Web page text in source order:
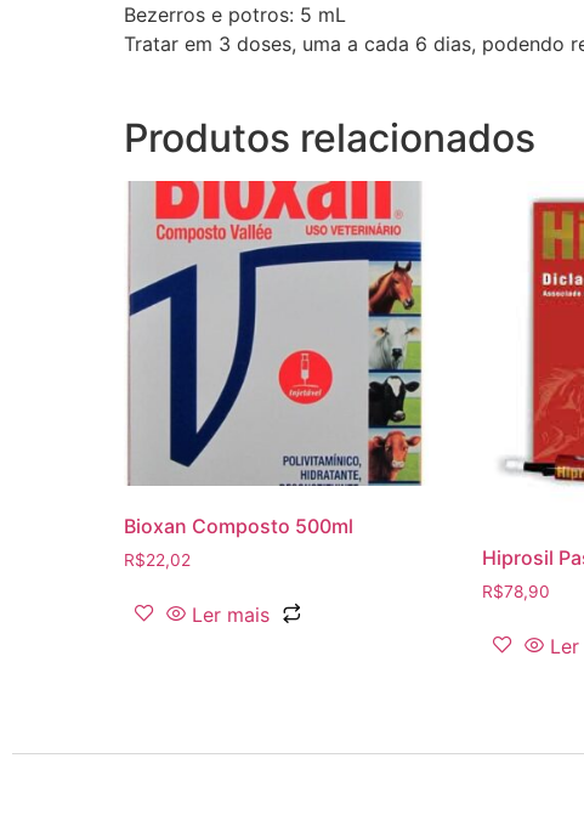
Bezerros e potros: 5 mL
Tratar em 3 doses, uma a cada 6 dias, podendo
Produtos relacionados
Bioxan Composto 500ml
R$22,02
Ler mais
Hiprosil
R$78,90